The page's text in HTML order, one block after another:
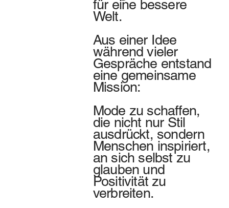
für eine bessere
Welt.
Aus einer Idee
während vieler
Gespräche entstand
eine gemeinsame
Mission:
Mode zu schaffen,
die nicht nur Stil
ausdrückt, sondern
Menschen inspiriert,
an sich selbst zu
glauben und
Positivität zu
verbreiten.